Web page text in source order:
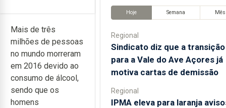
Mais de três
milhões de pessoas
no mundo morreram
em 2016 devido ao
consumo de álcool,
sendo que os
homens
Hoje Semana Mês
Regional
Sindicato diz que a transição
para a Vale do Ave Açores já
motiva cartas de demissão
Regional
IPMA eleva para laranja